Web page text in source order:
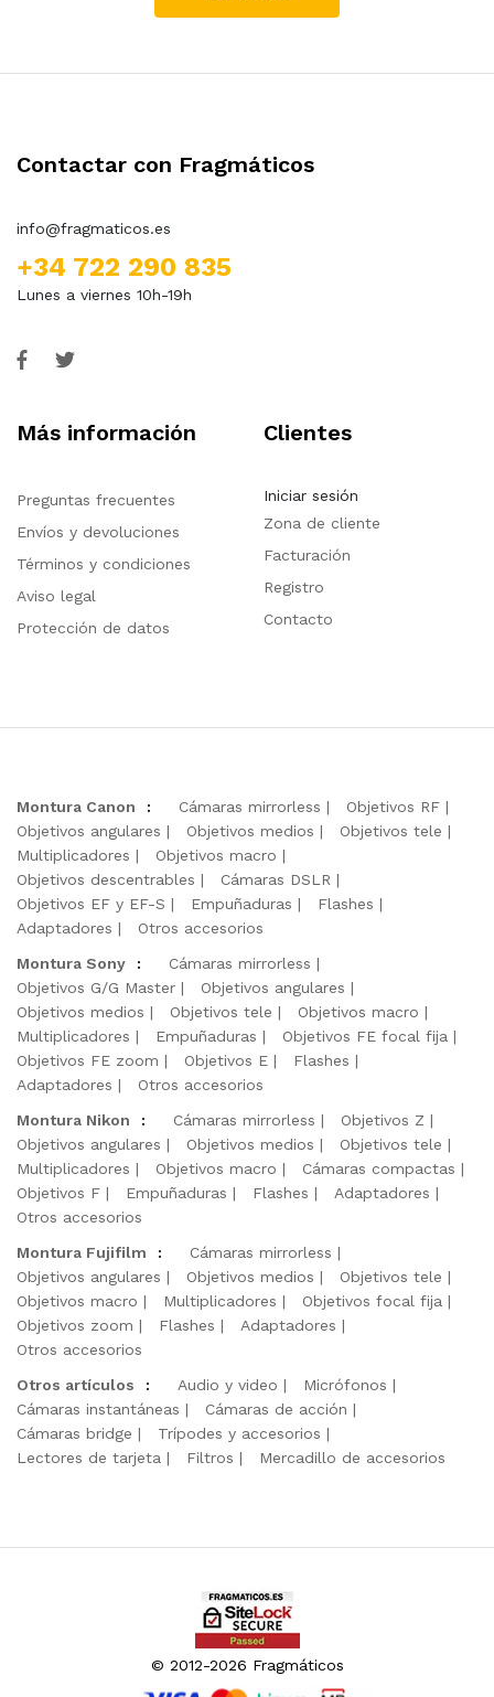
Contactar con Fragmáticos
info@fragmaticos.es
+34 722 290 835
Lunes a viernes 10h-19h
Más información
Preguntas frecuentes
Envíos y devoluciones
Términos y condiciones
Aviso legal
Protección de datos
Clientes
Iniciar sesión
Zona de cliente
Facturación
Registro
Contacto
Montura Canon : Cámaras mirrorless
Objetivos RF
Objetivos angulares
Objetivos medios
Objetivos tele
Multiplicadores
Objetivos macro
Objetivos descentrables
Cámaras DSLR
Objetivos EF y EF-S
Empuñaduras
Flashes
Adaptadores
Otros accesorios
Montura Sony
:
Cámaras mirrorless
Objetivos G/G Master
Objetivos angulares
Objetivos medios
Objetivos tele
Objetivos macro
Multiplicadores
Empuñaduras
Objetivos FE focal fija
Objetivos FE zoom
Objetivos E
Flashes
Adaptadores
Otros accesorios
Montura Nikon
: Cámaras mirrorless
Objetivos Z
Objetivos angulares
Objetivos medios
Objetivos tele
Multiplicadores
Objetivos macro
Cámaras compactas
Objetivos F
Empuñaduras Flashes
Adaptadores
Otros accesorios
Montura Fujifilm
:
Cámaras mirrorless
Objetivos angulares
Objetivos medios
Objetivos tele
Objetivos macro
Multiplicadores
Objetivos focal fija
Objetivos zoom
Flashes
Adaptadores
Otros accesorios
Otros artículos
: Audio y video
Micrófonos
Cámaras instantáneas
Cámaras de acción
Cámaras bridge
Trípodes y accesorios
Lectores de tarjeta
Filtros Mercadillo de accesorios
© 2012-2026 Fragmáticos